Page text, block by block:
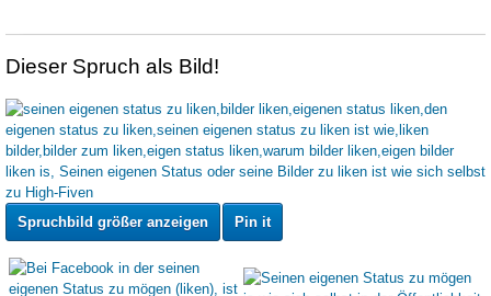
Dieser Spruch als Bild!
Spruchbild größer anzeigen Pin it